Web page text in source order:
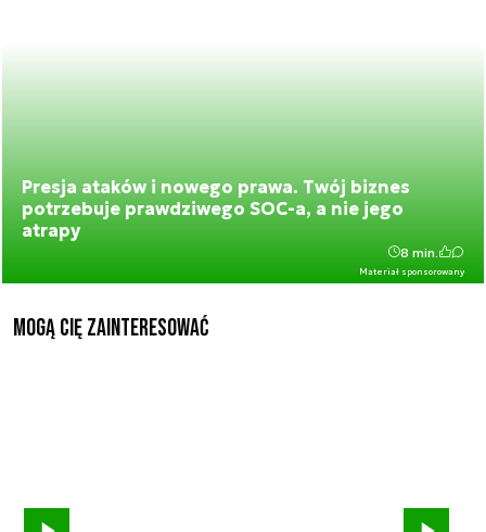
Presja ataków i nowego prawa. Twój biznes
potrzebuje prawdziwego SOC-a, a nie jego
atrapy
Materiał sponsorowany
8 min.
Mogą Cię zainteresować